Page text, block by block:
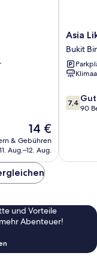
Der
Preis
beträgt
14 €
& Gebühren
11. Aug.–12. Aug.
Asia
Like
Hotel
Bukit
Asia
Bukit
7.4
von
7,4 Gut
90
und Vorteile
Abenteuer!